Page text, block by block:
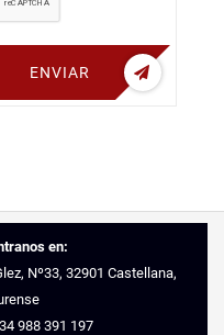
ENVIAR
en:
Nº33, 32901 Castellana,
988 391 197